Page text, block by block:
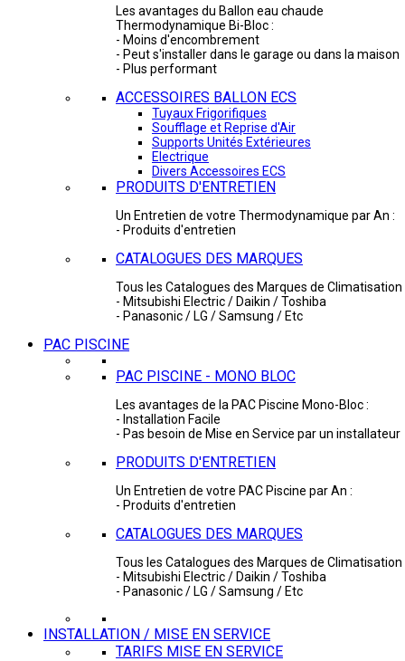
Les avantages du Ballon eau chaude
Thermodynamique Bi-Bloc :
- Moins d'encombrement
- Peut s'installer dans le garage ou dans la maison
- Plus performant
ACCESSOIRES BALLON ECS
Tuyaux Frigorifiques
Soufflage et Reprise d'Air
Supports Unités Extérieures
Electrique
Divers Accessoires ECS
PRODUITS D'ENTRETIEN
Un Entretien de votre Thermodynamique par An :
- Produits d'entretien
CATALOGUES DES MARQUES
Tous les Catalogues des Marques de Climatisation
- Mitsubishi Electric / Daikin / Toshiba
- Panasonic / LG / Samsung / Etc
PAC PISCINE
PAC PISCINE - MONO BLOC
Les avantages de la PAC Piscine Mono-Bloc :
- Installation Facile
- Pas besoin de Mise en Service par un installateur
PRODUITS D'ENTRETIEN
Un Entretien de votre PAC Piscine par An :
- Produits d'entretien
CATALOGUES DES MARQUES
Tous les Catalogues des Marques de Climatisation
- Mitsubishi Electric / Daikin / Toshiba
- Panasonic / LG / Samsung / Etc
INSTALLATION / MISE EN SERVICE
TARIFS MISE EN SERVICE